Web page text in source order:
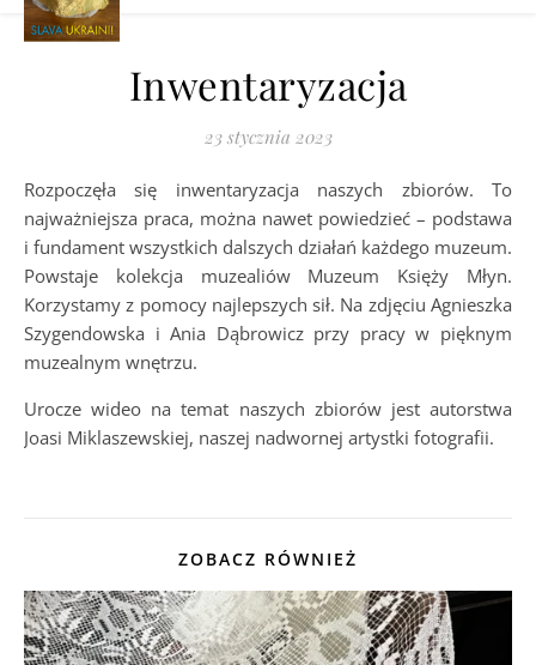
Inwentaryzacja
23 stycznia 2023
Rozpoczęła się inwentaryzacja naszych zbiorów. To
najważniejsza praca, można nawet powiedzieć – podstawa
i fundament wszystkich dalszych działań każdego muzeum.
Powstaje kolekcja muzealiów Muzeum Księży Młyn.
Korzystamy z pomocy najlepszych sił. Na zdjęciu Agnieszka
Szygendowska i Ania Dąbrowicz przy pracy w pięknym
muzealnym wnętrzu.
Urocze wideo na temat naszych zbiorów jest autorstwa
Joasi Miklaszewskiej, naszej nadwornej artystki fotografii.
ZOBACZ RÓWNIEŻ